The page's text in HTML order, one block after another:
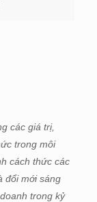
các giá trị,
trong môi
cách thức các
đổi mới sáng
trong kỷ